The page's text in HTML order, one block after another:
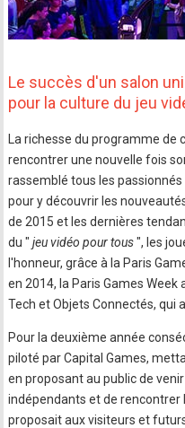
Le succès d'un salon
pour la culture du jeu
La richesse du programme
rencontrer une nouvelle fois
rassemblé tous les
pour y découvrir les
de 2015 et les dernières
du " jeu vidéo pour tous", les
l'honneur, grâce à la Paris
en 2014, la Paris Games Week
Tech et Objets Connectés, qui
Pour la deuxième année
piloté par Capital Games,
en proposant au public de
indépendants et de rencontrer
proposait aux visiteurs et